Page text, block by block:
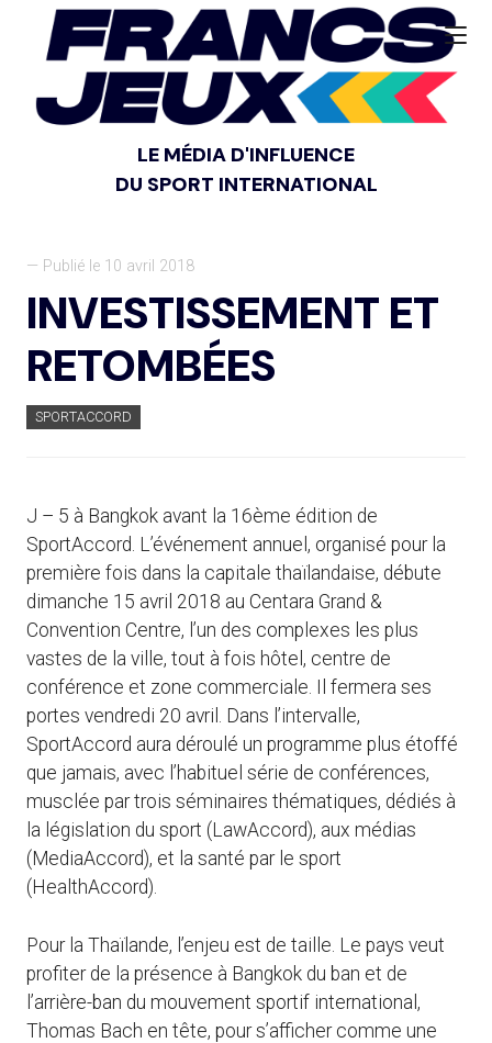
LE MÉDIA D'INFLUENCE
DU SPORT INTERNATIONAL
— Publié le 10 avril 2018
INVESTISSEMENT ET
RETOMBÉES
SPORTACCORD
J – 5 à Bangkok avant la 16ème édition de
SportAccord. L’événement annuel, organisé pour la
première fois dans la capitale thaïlandaise, débute
dimanche 15 avril 2018 au Centara Grand &
Convention Centre, l’un des complexes les plus
vastes de la ville, tout à fois hôtel, centre de
conférence et zone commerciale. Il fermera ses
portes vendredi 20 avril. Dans l’intervalle,
SportAccord aura déroulé un programme plus étoffé
que jamais, avec l’habituel série de conférences,
musclée par trois séminaires thématiques, dédiés à
la législation du sport (LawAccord), aux médias
(MediaAccord), et la santé par le sport
(HealthAccord).
Pour la Thaïlande, l’enjeu est de taille. Le pays veut
profiter de la présence à Bangkok du ban et de
l’arrière-ban du mouvement sportif international,
Thomas Bach en tête, pour s’afficher comme une